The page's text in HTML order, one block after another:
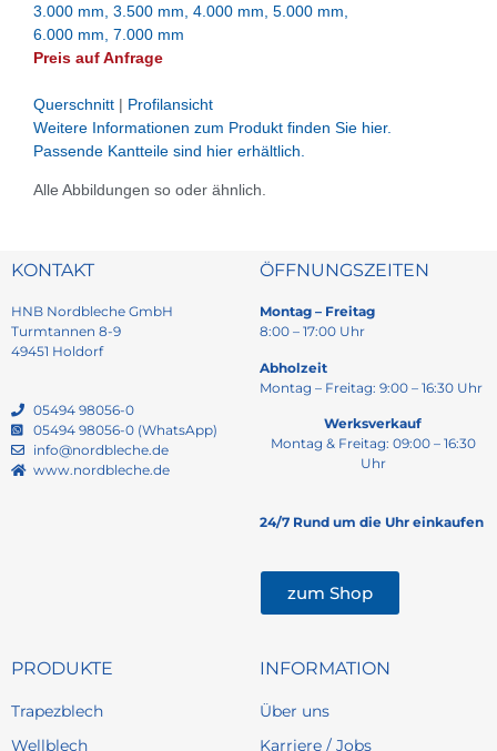
3.000 mm, 3.500 mm, 4.000 mm, 5.000 mm,
6.000 mm, 7.000 mm
Preis auf Anfrage
Querschnitt | Profilansicht
Weitere Informationen zum Produkt finden Sie hier.
Passende Kantteile sind hier erhältlich.
Alle Abbildungen so oder ähnlich.
KONTAKT
HNB Nordbleche GmbH
Turmtannen 8-9
49451 Holdorf
05494 98056-0
05494 98056-0 (WhatsApp)
info@nordbleche.de
www.nordbleche.de
ÖFFNUNGSZEITEN
Montag – Freitag
8:00 – 17:00 Uhr
Abholzeit
Montag – Freitag: 9:00 – 16:30 Uhr
Werksverkauf
Montag & Freitag: 09:00 – 16:30
Uhr
24/7 Rund um die Uhr einkaufen
zum Shop
PRODUKTE
Trapezblech
Wellblech
INFORMATION
Über uns
Karriere / Jobs